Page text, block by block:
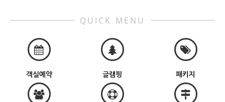
QUICK MENU
객실예약 글램핑 패키지